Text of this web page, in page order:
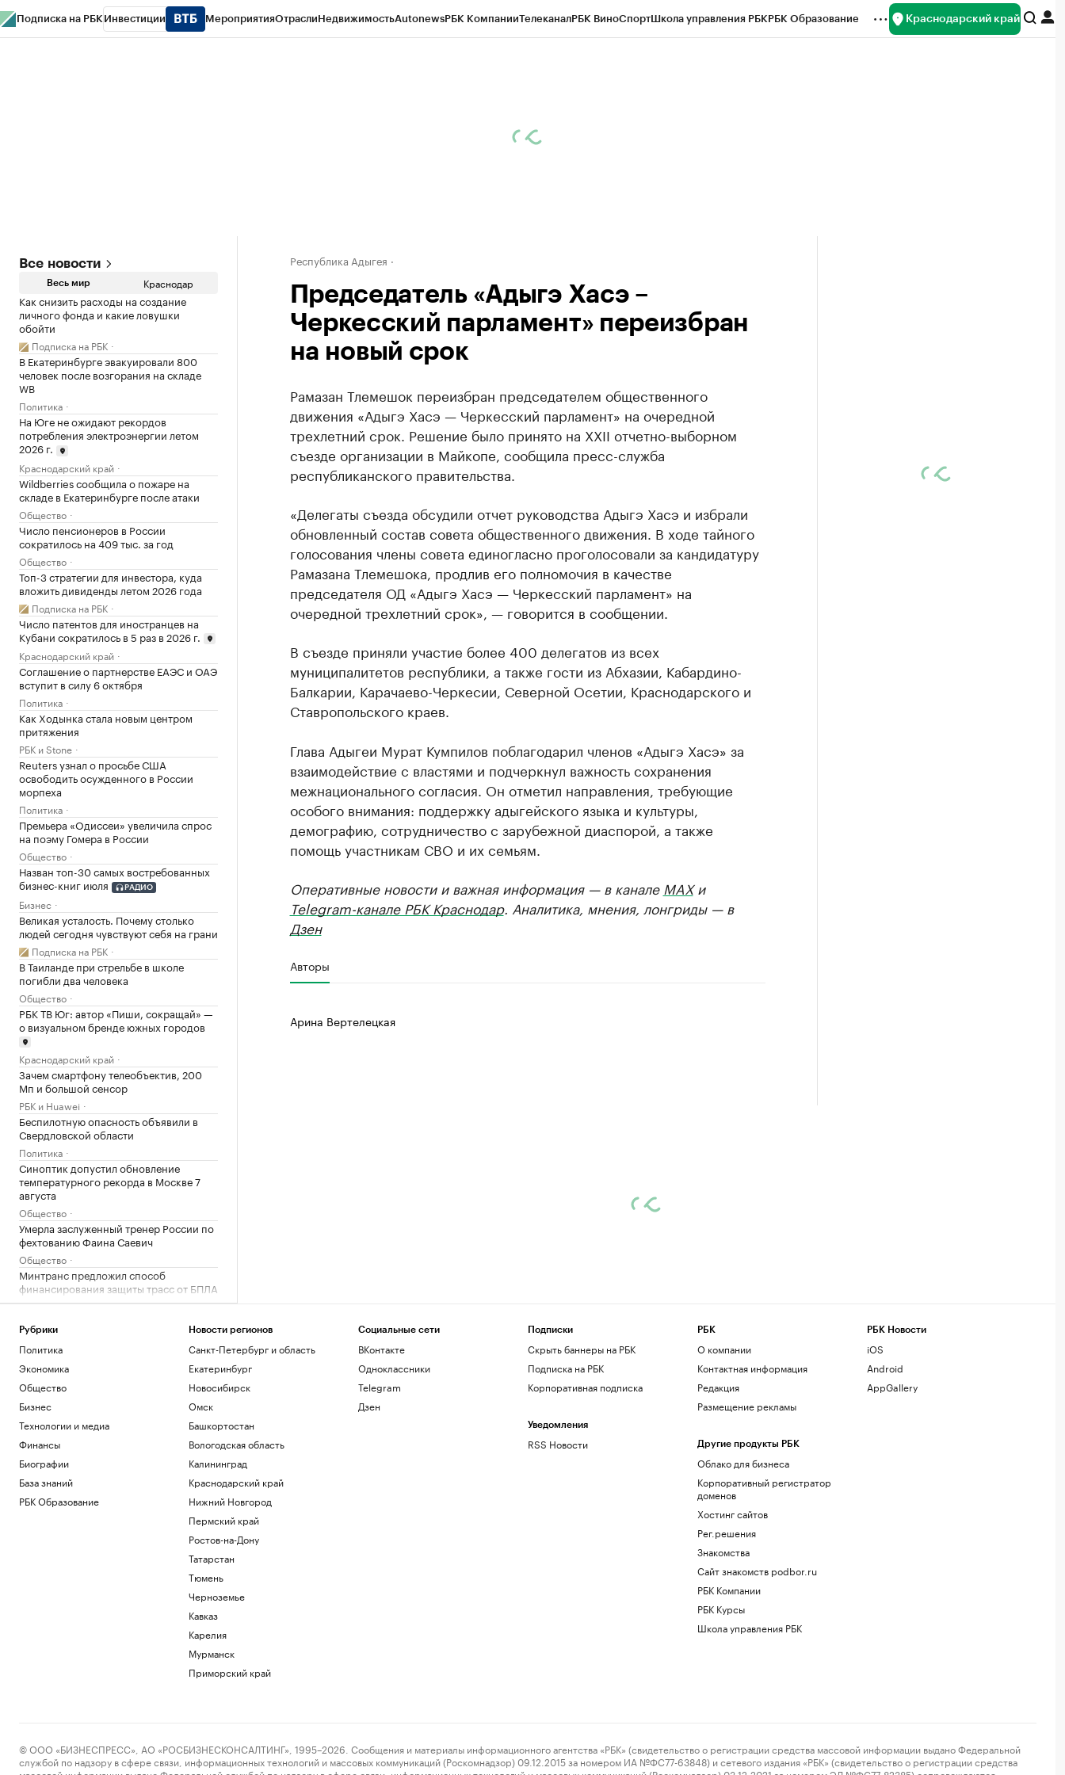
Подписка на РБК Инвестиции МероприятияОтраслиНедвижимостьAutonewsРБК КомпанииТелеканалРБК ВиноСпортШкола управления РБКРБК Образование Краснодарский край
Все новости
Весь мир Краснодар
Как снизить расходы на создание
личного фонда и какие ловушки
обойти
Подписка на РБК
В Екатеринбурге эвакуировали 800
человек после возгорания на складе
WB
Политика
На Юге не ожидают рекордов
потребления электроэнергии летом
2026 г.
Краснодарский край
Wildberries сообщила о пожаре на
складе в Екатеринбурге после атаки
Общество
Число пенсионеров в России
сократилось на 409 тыс. за год
Общество
Топ-3 стратегии для инвестора, куда
вложить дивиденды летом 2026 года
Подписка на РБК
Число патентов для иностранцев на
Кубани сократилось в 5 раз в 2026 г.
Краснодарский край
Соглашение о партнерстве ЕАЭС и ОАЭ
вступит в силу 6 октября
Политика
Как Ходынка стала новым центром
притяжения
РБК и Stone
Reuters узнал о просьбе США
освободить осужденного в России
морпеха
Политика
Премьера «Одиссеи» увеличила спрос
на поэму Гомера в России
Общество
Назван топ-30 самых востребованных
бизнес-книг июля
РАДИО
Бизнес
Великая усталость. Почему столько
людей сегодня чувствуют себя на грани
Подписка на РБК
В Таиланде при стрельбе в школе
погибли два человека
Общество
РБК ТВ Юг: автор «Пиши, сокращай» —
о визуальном бренде южных городов
Краснодарский край
Зачем смартфону телеобъектив, 200
Мп и большой сенсор
РБК и Huawei
Беспилотную опасность объявили в
Свердловской области
Политика
Синоптик допустил обновление
температурного рекорда в Москве 7
августа
Общество
Умерла заслуженный тренер России по
фехтованию Фаина Саевич
Общество
Минтранс предложил способ
финансирования защиты трасс от БПЛА
Политика
Республика Адыгея
Председатель «Адыгэ Хасэ –
Черкесский парламент» переизбран
на новый срок
Рамазан Тлемешок переизбран председателем общественного
движения «Адыгэ Хасэ — Черкесский парламент» на очередной
трехлетний срок. Решение было принято на XXII отчетно-выборном
съезде организации в Майкопе, сообщила пресс-служба
республиканского правительства.
«Делегаты съезда обсудили отчет руководства Адыгэ Хасэ и избрали
обновленный состав совета общественного движения. В ходе тайного
голосования члены совета единогласно проголосовали за кандидатуру
Рамазана Тлемешока, продлив его полномочия в качестве
председателя ОД «Адыгэ Хасэ — Черкесский парламент» на
очередной трехлетний срок», — говорится в сообщении.
В съезде приняли участие более 400 делегатов из всех
муниципалитетов республики, а также гости из Абхазии, Кабардино-
Балкарии, Карачаево-Черкесии, Северной Осетии, Краснодарского и
Ставропольского краев.
Глава Адыгеи Мурат Кумпилов поблагодарил членов «Адыгэ Хасэ» за
взаимодействие с властями и подчеркнул важность сохранения
межнационального согласия. Он отметил направления, требующие
особого внимания: поддержку адыгейского языка и культуры,
демографию, сотрудничество с зарубежной диаспорой, а также
помощь участникам СВО и их семьям.
Оперативные новости и важная информация — в канале MAXи
Telegram-канале РБК Краснодар. Аналитика, мнения, лонгриды — в
Дзен
Авторы
Арина Вертелецкая
Рубрики
Политика
Экономика
Общество
Бизнес
Технологии и медиа
Финансы
Биографии
База знаний
РБК Образование
Новости регионов
Санкт-Петербург и область
Екатеринбург
Новосибирск
Омск
Башкортостан
Вологодская область
Калининград
Краснодарский край
Нижний Новгород
Пермский край
Ростов-на-Дону
Татарстан
Тюмень
Черноземье
Кавказ
Карелия
Мурманск
Приморский край
Социальные сети
ВКонтакте
Одноклассники
Telegram
Дзен
Подписки
Скрыть баннеры на РБК
Подписка на РБК
Корпоративная подписка
Уведомления
RSS Новости
РБК
О компании
Контактная информация
Редакция
Размещение рекламы
Другие продукты РБК
Облако для бизнеса
Корпоративный регистратор
доменов
Хостинг сайтов
Рег.решения
Знакомства
Сайт знакомств podbor.ru
РБК Компании
РБК Курсы
Школа управления РБК
РБК Новости
iOS
Android
AppGallery
© ООО «БИЗНЕСПРЕСС», АО «РОСБИЗНЕСКОНСАЛТИНГ», 1995–2026. Сообщения и материалы информационного агентства «РБК» (свидетельство о регистрации средства массовой информации выдано Федеральной
службой по надзору в сфере связи, информационных технологий и массовых коммуникаций (Роскомнадзор) 09.12.2015 за номером ИА №ФС77-63848) и сетевого издания «РБК» (свидетельство о регистрации средства